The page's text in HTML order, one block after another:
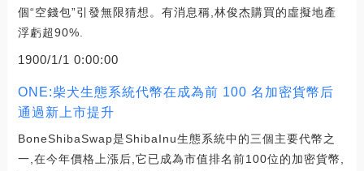
個“空錢包”引發無限猜想。有消息稱,林俊杰購買的虛擬地產
浮虧超90%.
1900/1/1 0:00:00
ONE:柴犬生態系統代幣在成為前 100 名加密貨幣后
通過新上市提升
BoneShibaSwap是ShibaInu生態系統中的三個主要代幣之
一,在今年價格上漲后,它已成為市值排名前100位的加密貨幣,